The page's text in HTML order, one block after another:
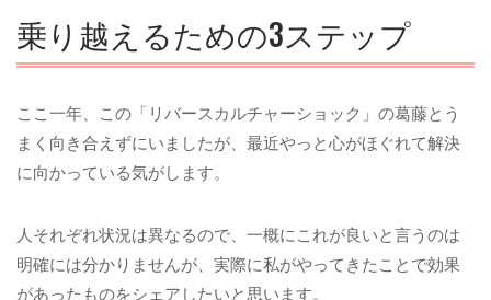
乗り越えるための3ステップ
ここ一年、この「リバースカルチャーショック」の葛藤とう
まく向き合えずにいましたが、最近やっと心がほぐれて解決
に向かっている気がします。
人それぞれ状況は異なるので、一概にこれが良いと言うのは
明確には分かりませんが、実際に私がやってきたことで効果
があったものをシェアしたいと思います。